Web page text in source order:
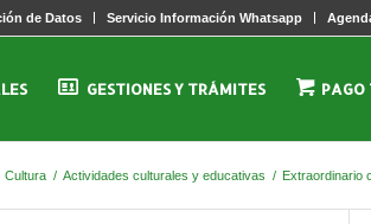
de Datos Servicio Información Whatsapp
GESTIONES Y TRÁMITES PAGO
Cultura / Actividades culturales y educativas / Extraordinario